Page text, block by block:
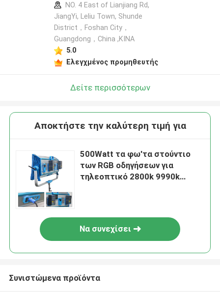
NO. 4 East of Lianjiang Rd,
JiangYi, Leliu Town, Shunde
District，Foshan City，
Guangdong，China ,ΚΙΝΑ
5.0
Ελεγχμένος προμηθευτής
Δείτε περισσότερων
Αποκτήστε την καλύτερη τιμή για
500Watt τα φω'τα στούντιο
των RGB οδηγήσεων για
τηλεοπτικό 2800k 9990k
Να συνεχίσει
Συνιστώμενα προϊόντα